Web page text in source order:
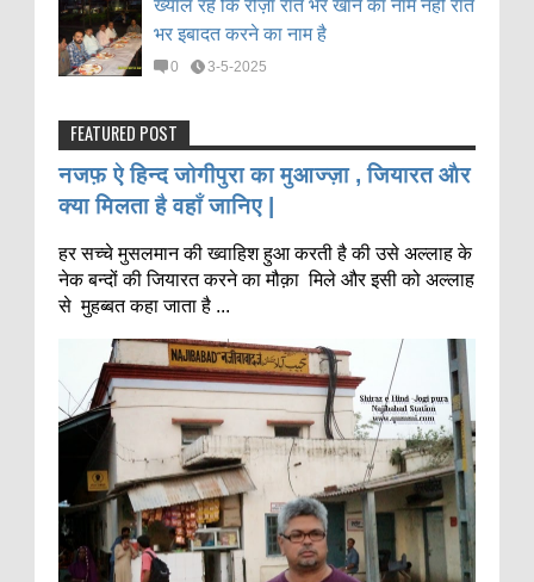
भर इबादत करने का नाम है
0 3-5-2025
FEATURED POST
नजफ़ ऐ हिन्द जोगीपुरा का मुआज्ज़ा , जियारत और
क्या मिलता है वहाँ जानिए |
हर सच्चे मुसलमान की ख्वाहिश हुआ करती है की उसे अल्लाह के
नेक बन्दों की जियारत करने का मौक़ा मिले और इसी को अल्लाह
से मुहब्बत कहा जाता है ...